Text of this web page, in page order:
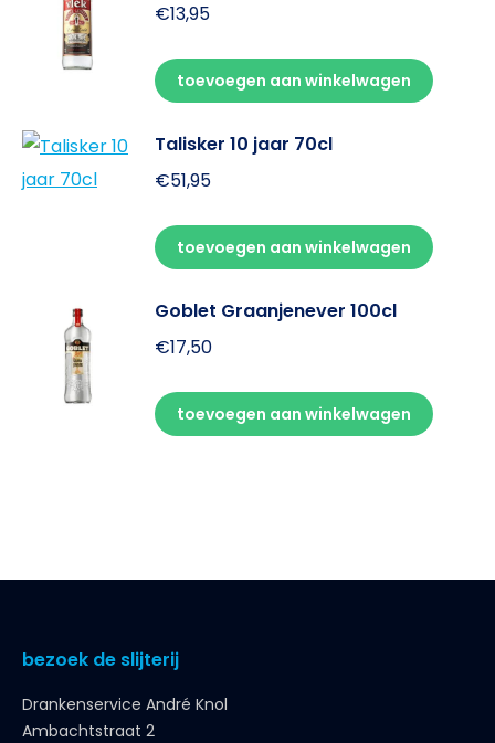
€13,95
toevoegen aan winkelwagen
Talisker 10 jaar 70cl
€51,95
toevoegen aan winkelwagen
Goblet Graanjenever 100cl
€17,50
toevoegen aan winkelwagen
bezoek de slijterij
Drankenservice André Knol
Ambachtstraat 2